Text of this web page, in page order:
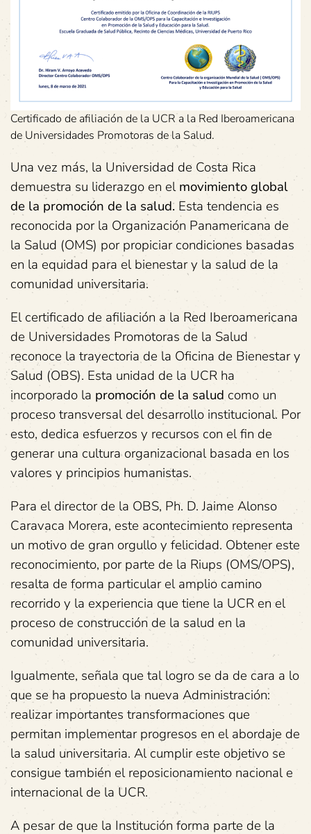
Certificado de afiliación de la UCR a la Red Iberoamericana
de Universidades Promotoras de la Salud.
Una vez más, la Universidad de Costa Rica
demuestra su liderazgo en elmovimientoglobal
de la promoción de la salud. Esta tendencia es
reconocida por la Organización Panamericana de
la Salud (OMS) por propiciar condiciones basadas
en la equidad para el bienestar y la salud de la
comunidad universitaria.
El certificado de afiliación a la Red Iberoamericana
de Universidades Promotoras de la Salud
reconoce la trayectoria de la Oficina de Bienestar y
Salud (OBS). Esta unidad de la UCR ha
incorporado la promoción de la salud como un
proceso transversal del desarrollo institucional. Por
esto, dedica esfuerzos y recursos con el fin de
generar una cultura organizacional basada en los
valores y principios humanistas.
Para el director de la OBS, Ph. D. Jaime Alonso
Caravaca Morera, este acontecimiento representa
un motivo de gran orgullo y felicidad. Obtener este
reconocimiento, por parte de la Riups (OMS/OPS),
resalta de forma particular el amplio camino
recorrido y la experiencia que tiene la UCR en el
proceso de construcción de la salud en la
comunidad universitaria.
Igualmente, señala que tal logro se da de cara a lo
que se ha propuesto la nueva Administración:
realizar importantes transformaciones que
permitan implementar progresos en el abordaje de
la salud universitaria. Al cumplir este objetivo se
consigue también el reposicionamiento nacional e
internacional de la UCR.
A pesar de que la Institución forma parte de la